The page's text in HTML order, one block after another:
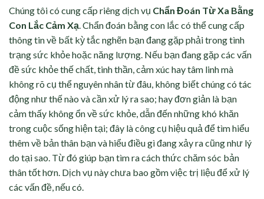
Chúng tôi có cung cấp riêng dịch vụ Chẩn Đoán Từ Xa Bằng
Con Lắc Cảm Xạ. Chẩn đoán bằng con lắc có thể cung cấp
thông tin về bất kỳ tắc nghẽn bạn đang gặp phải trong tình
trạng sức khỏe hoặc năng lượng. Nếu bạn đang gặp các vấn
đề sức khỏe thế chất, tinh thần, cảm xúc hay tâm linh mà
không rõ cụ thể nguyên nhân từ đâu, không biết chúng có tác
động như thế nào và cần xử lý ra sao; hay đơn giản là bạn
cảm thấy không ổn về sức khỏe, dẫn đến những khó khăn
trong cuộc sống hiện tại; đây là công cụ hiệu quả để tìm hiểu
thêm về bản thân bạn và hiểu điều gì đang xảy ra cũng như lý
do tại sao. Từ đó giúp bạn tìm ra cách thức chăm sóc bản
thân tốt hơn. Dịch vụ này chưa bao gồm việc trị liệu để xử lý
các vấn đề, nếu có.